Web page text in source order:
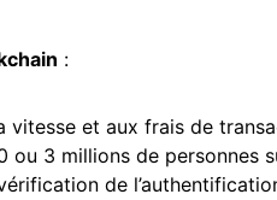
:
vitesse et aux frais de
ou 3 millions de personnes
de